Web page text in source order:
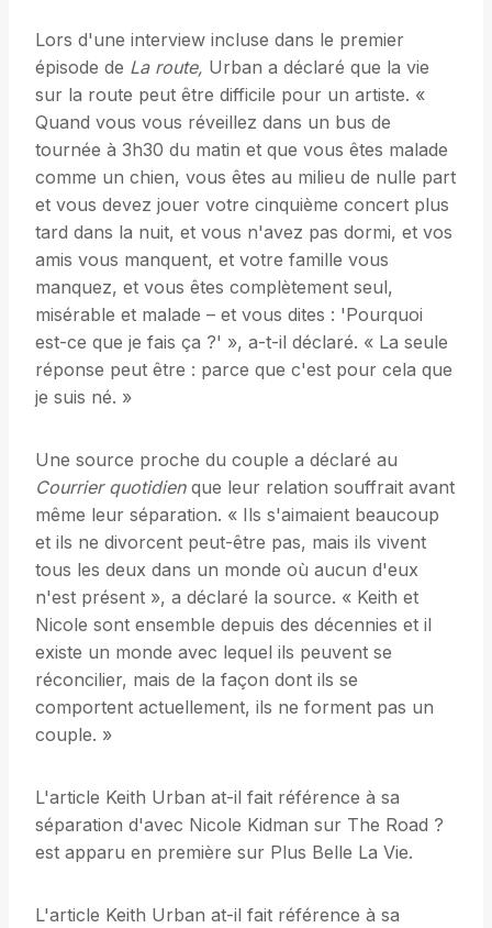
Lors d'une interview incluse dans le premier
épisode de La route, Urban a déclaré que la vie
sur la route peut être difficile pour un artiste. «
Quand vous vous réveillez dans un bus de
tournée à 3h30 du matin et que vous êtes malade
comme un chien, vous êtes au milieu de nulle part
et vous devez jouer votre cinquième concert plus
tard dans la nuit, et vous n'avez pas dormi, et vos
amis vous manquent, et votre famille vous
manquez, et vous êtes complètement seul,
misérable et malade – et vous dites : 'Pourquoi
est-ce que je fais ça ?' », a-t-il déclaré. « La seule
réponse peut être : parce que c'est pour cela que
je suis né. »
Une source proche du couple a déclaré au
Courrier quotidienque leur relation souffrait avant
même leur séparation. « Ils s'aimaient beaucoup
et ils ne divorcent peut-être pas, mais ils vivent
tous les deux dans un monde où aucun d'eux
n'est présent », a déclaré la source. « Keith et
Nicole sont ensemble depuis des décennies et il
existe un monde avec lequel ils peuvent se
réconcilier, mais de la façon dont ils se
comportent actuellement, ils ne forment pas un
couple. »
L'article Keith Urban at-il fait référence à sa
séparation d'avec Nicole Kidman sur The Road ?
est apparu en première sur Plus Belle La Vie.
L'article Keith Urban at-il fait référence à sa